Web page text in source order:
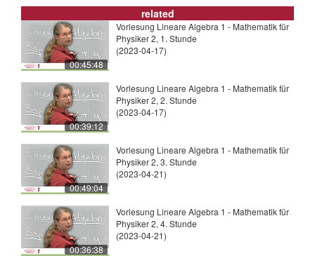
related
00:45:48
Vorlesung Lineare Algebra 1 - Mathematik für
Physiker 2, 1. Stunde
(2023-04-17)
00:39:12
Vorlesung Lineare Algebra 1 - Mathematik für
Physiker 2, 2. Stunde
(2023-04-17)
00:49:04
Vorlesung Lineare Algebra 1 - Mathematik für
Physiker 2, 3. Stunde
(2023-04-21)
00:36:38
Vorlesung Lineare Algebra 1 - Mathematik für
Physiker 2, 4. Stunde
(2023-04-21)